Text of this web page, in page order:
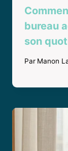
bureau
son
Par Manon